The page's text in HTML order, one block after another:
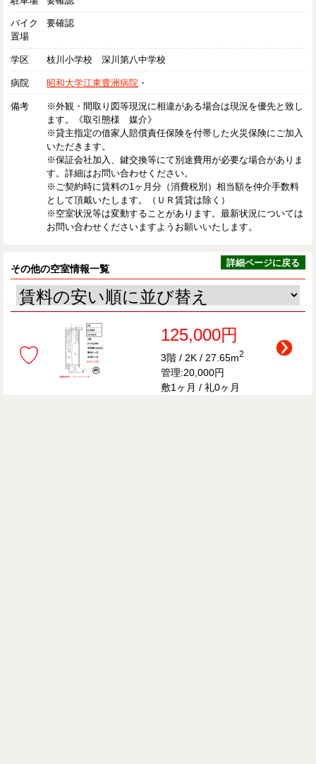
バイク
置場
要確認
学区 枝川小学校 深川第八中学校
病院 昭和大学江東豊洲病院 ・
備考
※外観・間取り図等現況に相違がある場合は現況を優先と致し
ます。《取引態様 媒介》
※貸主指定の借家人賠償責任保険を付帯した火災保険にご加入
いただきます。
※保証会社加入、鍵交換等にて別途費用が必要な場合がありま
す。詳細はお問い合わせください。
※ご契約時に賃料の1ヶ月分（消費税別）相当額を仲介手数料
として頂戴いたします。（ＵＲ賃貸は除く）
※空室状況等は変動することがあります。最新状況については
お問い合わせくださいますようお願いいたします。
その他の空室情報一覧
詳細ページに戻る
♡
125,000円
3階 / 2K / 27.65m2
管理:20,000円
敷1ヶ月 / 礼0ヶ月